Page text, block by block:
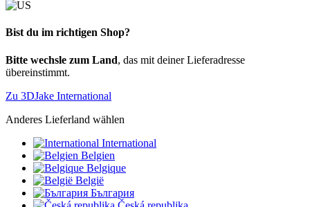
Bist du im richtigen Shop?
Bitte wechsle zum Land, das mit deiner Lieferadresse
übereinstimmt.
Zu 3DJake International
Anderes Lieferland wählen
International
Belgien
Belgique
België
България